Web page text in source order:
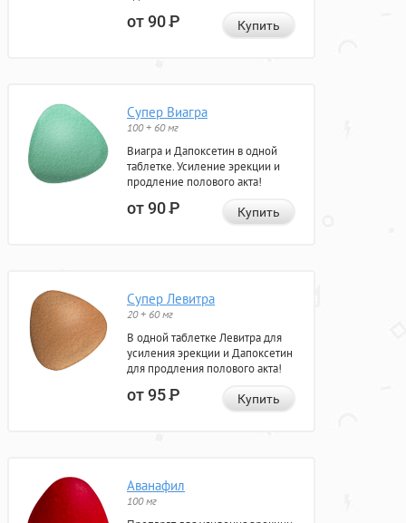
от 90Р Купить
Супер Виагра
100 + 60 мг
Виагра и Дапоксетин в одной
таблетке. Усиление эрекции и
продление полового акта!
от 90Р Купить
Супер Левитра
20 + 60 мг
В одной таблетке Левитра для
усиления эрекции и Дапоксетин
для продления полового акта!
от 95Р Купить
Аванафил
100 мг